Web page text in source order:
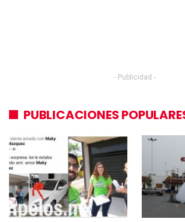
- Publicidad -
PUBLICACIONES